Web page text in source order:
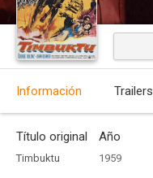
Información Trailers
Título original
Timbuktu
Año
1959